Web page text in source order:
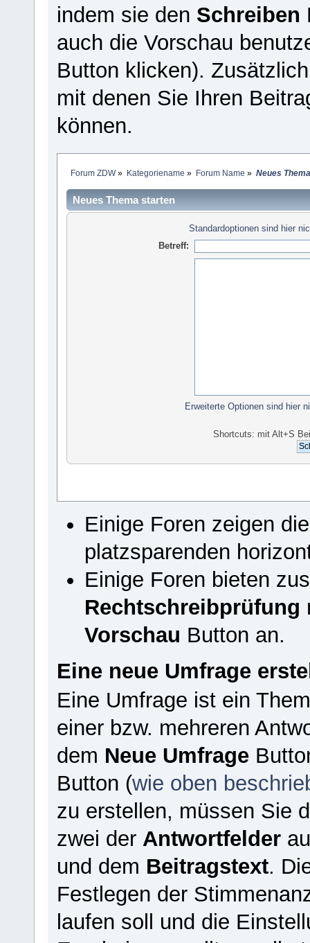
indem sie den Schreiben
auch die Vorschau
Button klicken).
mit denen Sie Ihren
können.
Forum ZDW» Kategoriename » Forum Name » Neues
Neues Thema starten
Standardoptionen sind hier
Betreff:
Erweiterte Optionen sind hier
Shortcuts: mit Alt+S
Einige Foren zeigen
platzsparenden
Einige Foren bieten
Rechtschreibprüfung
Vorschau Button an.
Eine neue Umfrage
Eine Umfrage ist ein
einer bzw. mehreren
dem Neue Umfrage
Button (wie oben
zu erstellen, müssen Sie
zwei der Antwortfelder
und dem Beitragstext.
Festlegen der
laufen soll und die